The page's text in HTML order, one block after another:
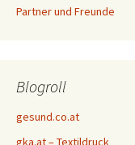
Partner und Freunde
Blogroll
gesund.co.at
gka.at – Textildruck